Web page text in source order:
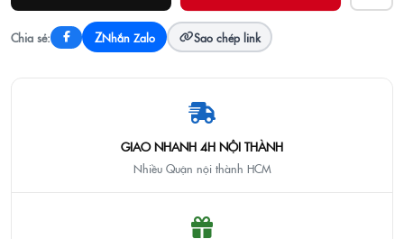
Chia sẻ: ZNhắn Zalo Sao chép link
GIAO NHANH 4H NỘI THÀNH
Nhiều Quận nội thành HCM